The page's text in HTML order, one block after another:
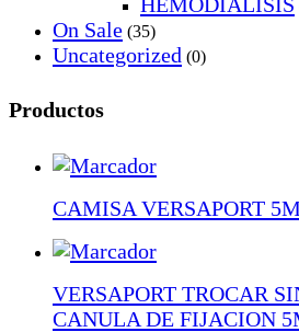
On Sale (35)
Uncategorized (0)
Productos
CAMISA VERSAPORT
VERSAPORT TROCAR
CANULA DE FIJACION